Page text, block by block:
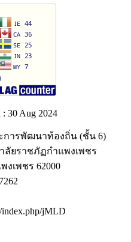
: 30 Aug 2024
การพัฒนาท้องถิ่น (ชั้น 6)
ยราชภัฏกำแพงเพชร
งเพชร 62000
index.php/jMLD